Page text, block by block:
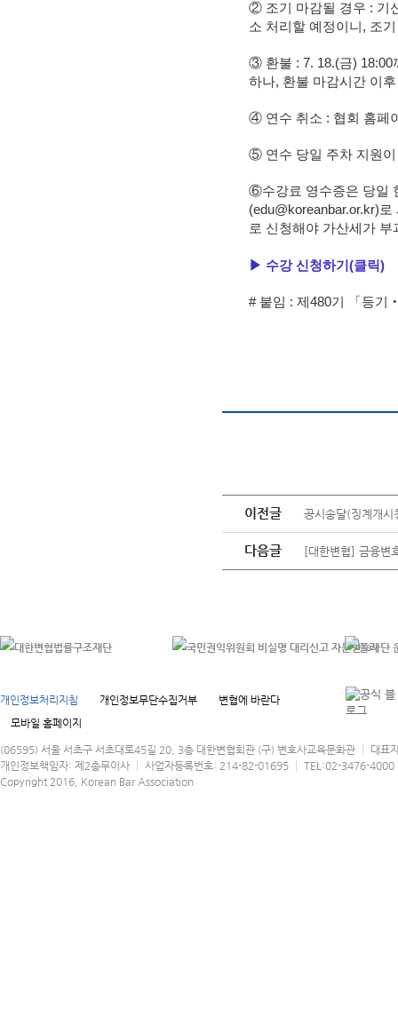
② 조기 마감될 경우 : 기
소 처리할 예정이니, 조
③ 환불 : 7. 18.(금) 18:00
하나, 환불 마감시간 이
④ 연수 취소 : 협회 홈페
⑤ 연수 당일 주차 지원
⑥수강료 영수증은 당일
(edu@koreanbar.or.kr)
로 신청해야 가산세가
▶ 수강 신청하기(클릭)
# 붙임 : 제480기 「등기
이전글 공시송달(징계개시
다음글 [대한변협] 금융변
개인정보처리지침 개인정보무단수집거부
변협에 바란다
모바일 홈페이지
(06595) 서울 서초구 서초대로45길 20, 3층 대한변협회관 (구) 변호사교육문화관 │ 대표
개인정보책임자: 제2총무이사 │ 사업자등록번호: 214-82-01695 │ TEL:02-3476-
Copyright 2016, Korean Bar Association